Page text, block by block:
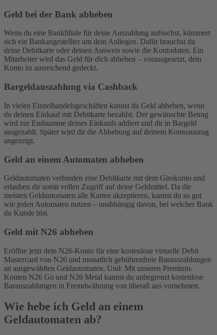
Geld bei der Bank abheben
Wenn du eine Bankfiliale für deine Auszahlung aufsuchst, kümmert
sich ein Bankangestellter um dein Anliegen. Dafür brauchst du
deine Debitkarte oder deinen Ausweis sowie die Kontodaten. Ein
Mitarbeiter wird das Geld für dich abheben – vorausgesetzt, dein
Konto ist ausreichend gedeckt.
Bargeldauszahlung via Cashback
In vielen Einzelhandelsgeschäften kannst du Geld abheben, wenn
du deinen Einkauf mit Debitkarte bezahlst. Der gewünschte Betrag
wird zur Endsumme deines Einkaufs addiert und dir in Bargeld
ausgezahlt. Später wird dir die Abhebung auf deinem Kontoauszug
angezeigt.
Geld an einem Automaten abheben
Geldautomaten verbinden eine Debitkarte mit dem Girokonto und
erlauben dir somit vollen Zugriff auf deine Geldmittel. Da die
meisten Geldautomaten alle Karten akzeptieren, kannst du so gut
wie jeden Automaten nutzen – unabhängig davon, bei welcher Bank
du Kunde bist.
Geld mit N26 abheben
Eröffne jetzt dein N26-Konto für eine kostenlose virtuelle Debit
Mastercard von N26 und monatlich gebührenfreie Barauszahlungen
an ausgewählten Geldautomaten. Und: Mit unseren Premium-
Konten N26 Go und N26 Metal kannst du unbegrenzt kostenlose
Barauszahlungen in Fremdwährung von überall aus vornehmen.
Wie hebe ich Geld an einem
Geldautomaten ab?